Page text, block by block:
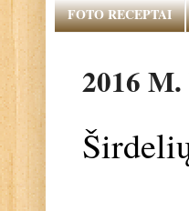
FOTO RECEPTAI
2016